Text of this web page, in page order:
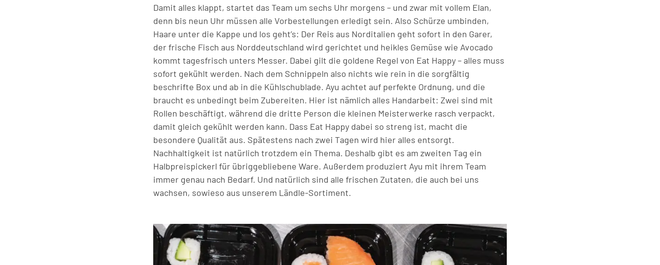
Damit alles klappt, startet das Team um sechs Uhr morgens – und zwar mit vollem Elan,
denn bis neun Uhr müssen alle Vorbestellungen erledigt sein. Also Schürze umbinden,
Haare unter die Kappe und los geht’s: Der Reis aus Norditalien geht sofort in den Garer,
der frische Fisch aus Norddeutschland wird gerichtet und heikles Gemüse wie Avocado
kommt tagesfrisch unters Messer. Dabei gilt die goldene Regel von Eat Happy – alles muss
sofort gekühlt werden. Nach dem Schnippeln also nichts wie rein in die sorgfältig
beschrifte Box und ab in die Kühlschublade. Ayu achtet auf perfekte Ordnung, und die
braucht es unbedingt beim Zubereiten. Hier ist nämlich alles Handarbeit: Zwei sind mit
Rollen beschäftigt, während die dritte Person die kleinen Meisterwerke rasch verpackt,
damit gleich gekühlt werden kann. Dass Eat Happy dabei so streng ist, macht die
besondere Qualität aus. Spätestens nach zwei Tagen wird hier alles entsorgt.
Nachhaltigkeit ist natürlich trotzdem ein Thema. Deshalb gibt es am zweiten Tag ein
Halbpreispickerl für übriggebliebene Ware. Außerdem produziert Ayu mit ihrem Team
immer genau nach Bedarf. Und natürlich sind alle frischen Zutaten, die auch bei uns
wachsen, sowieso aus unserem Ländle-Sortiment.